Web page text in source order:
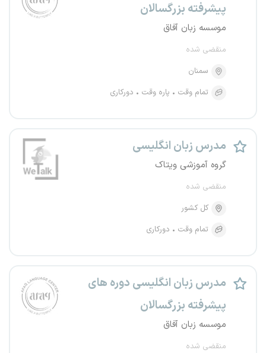
پیشرفته بزرگسالان
موسسه زبان آفاق
منقضی شده
سمنان
تمام وقت
پاره وقت دورکاری
مدرس زبان انگلیسی
گروه آموزشی ویتاک
منقضی شده
کل کشور
تمام وقت
دورکاری
مدرس زبان انگلیسی دوره های
پیشرفته بزرگسالان
موسسه زبان آفاق
منقضی شده